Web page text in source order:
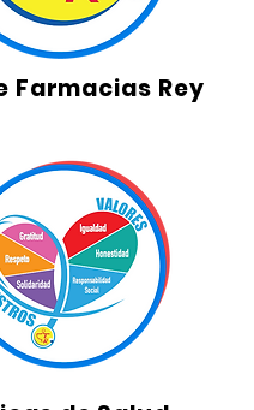
Farmacias Rey